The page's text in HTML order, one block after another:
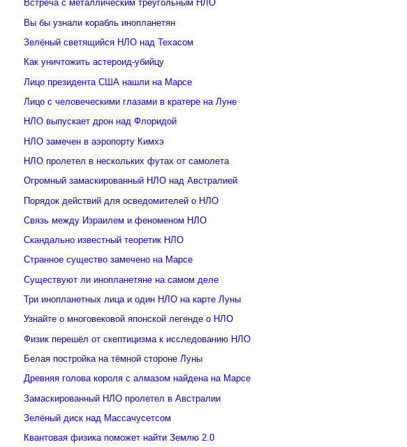
Встреча с металлическим треугольным НЛО
Вы бы узнали корабль инопланетян
Зелёный светящийся НЛО над Техасом
Как уничтожить астероид-убийцу
Лицо президента США нашли на Марсе
Лицо с человеческими глазами в кратере на Луне
НЛО выпускает дрон над Флоридой
НЛО замечен в аэропорту Кимхэ
НЛО пролетел в нескольких футах от самолета
Огромный замаскированный НЛО над Австралией
Порядок действий для осведомителей о НЛО
Связь между Израилем и феноменом НЛО
Скандально известный теоретик НЛО
Странное существо замечено на Марсе
Существуют ли инопланетяне на самом деле
Три инопланетных лица и один НЛО на карте Луны
Узнайте о многовековой японской легенде о НЛО
Физик перешёл от скептицизма к исследованию НЛО
Белая постройка на тёмной стороне Луны
Древняя голова короля с алмазом найдена на Марсе
Замаскированный НЛО пролетел в Австралии
Зелёный диск над Массачусетсом
Квантовая физика поможет найти Землю 2.0